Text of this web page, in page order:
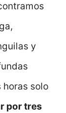
y
horas solo
por tres